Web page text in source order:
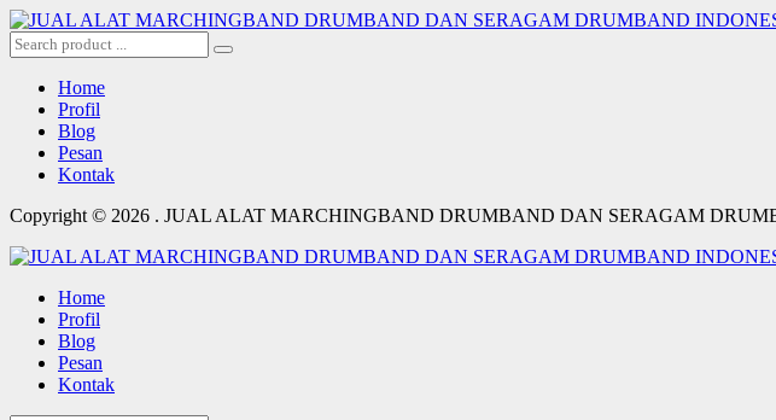
Home
Profil
Blog
Pesan
Kontak
Copyright © 2026 . JUAL ALAT MARCHINGBAND DRUMBAND DAN SERAGAM
Home
Profil
Blog
Pesan
Kontak